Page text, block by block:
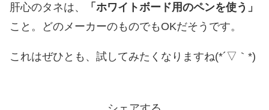
肝心のタネは、
「ホワイトボード用のペンを使う」
こと。どのメーカーのものでもOKだそうです。
これはぜひとも、試してみたくなりますね(*´▽｀*)